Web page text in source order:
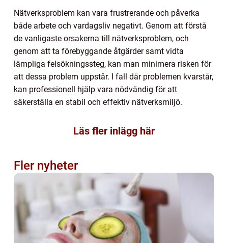
Nätverksproblem kan vara frustrerande och påverka
både arbete och vardagsliv negativt. Genom att förstå
de vanligaste orsakerna till nätverksproblem, och
genom att ta förebyggande åtgärder samt vidta
lämpliga felsökningssteg, kan man minimera risken för
att dessa problem uppstår. I fall där problemen kvarstår,
kan professionell hjälp vara nödvändig för att
säkerställa en stabil och effektiv nätverksmiljö.
Läs fler inlägg här
Fler nyheter